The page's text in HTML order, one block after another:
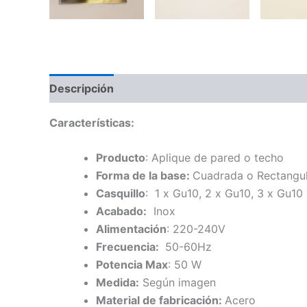
Descripción
Características:
Producto: Aplique de pared o techo
Forma de la base: Cuadrada o
Casquillo: 1 x Gu10, 2 x Gu10, 3 x Gu10
Acabado: Inox
Alimentación: 220-240V
Frecuencia: 50-60Hz
Potencia Max: 50 W
Medida: Según imagen
Material de fabricación: Acero